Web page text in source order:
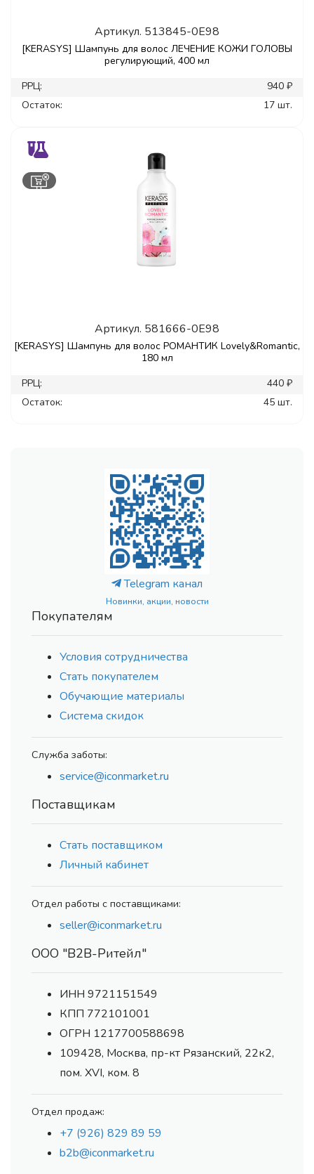
Артикул. 513845-0E98
[KERASYS] Шампунь для волос ЛЕЧЕНИЕ КОЖИ ГОЛОВЫ
регулирующий, 400 мл
РРЦ:
940 ₽
Остаток:
17 шт.
Артикул. 581666-0E98
[KERASYS] Шампунь для волос РОМАНТИК Lovely&Romantic,
180 мл
РРЦ:
440 ₽
Остаток:
45 шт.
Telegram канал
Новинки, акции, новости
Покупателям
Условия сотрудничества
Стать покупателем
Обучающие материалы
Система скидок
Служба заботы:
service@iconmarket.ru
Поставщикам
Стать поставщиком
Личный кабинет
Отдел работы с поставщиками:
seller@iconmarket.ru
ООО "В2В-Ритейл"
ИНН 9721151549
КПП 772101001
ОГРН 1217700588698
109428, Москва, пр-кт Рязанский, 22к2,
пом. XVI, ком. 8
Отдел продаж:
+7 (926) 829 89 59
b2b@iconmarket.ru